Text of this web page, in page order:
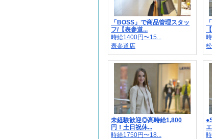
「BOSS」で商品管理スタッ
フ/【表参道...
時給1400円〜15...
表参道店
未経験歓迎◎高時給1,800
円！土日祝休...
時給1750円〜18...